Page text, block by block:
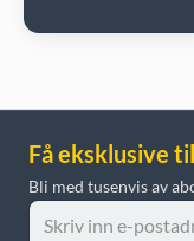
Få eksklusive
Bli med tusenvis av